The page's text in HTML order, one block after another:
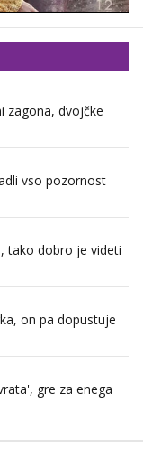
zagona, dvojčke
vso pozornost
tako dobro je videti
on pa dopustuje
gre za enega